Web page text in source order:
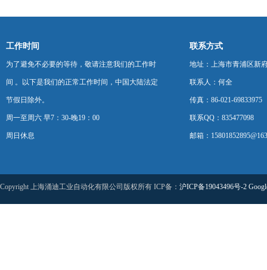
工作时间
为了避免不必要的等待，敬请注意我们的工作时
间 。以下是我们的正常工作时间，中国大陆法定
节假日除外。
周一至周六 早7：30-晚19：00
周日休息
联系方式
地址：上海市青浦区新
联系人：何全
传真：86-021-69833975
联系QQ：835477098
邮箱：
Copyright 上海涌迪工业自动化有限公司版权所有 ICP备： 沪ICP备19043496号-2